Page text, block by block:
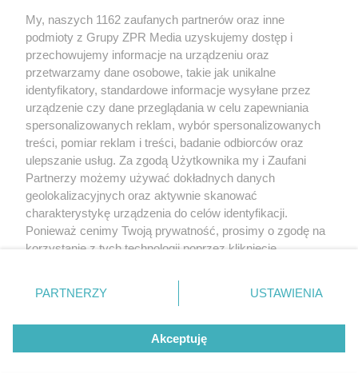
My, naszych 1162 zaufanych partnerów oraz inne
podmioty z Grupy ZPR Media uzyskujemy dostęp i
przechowujemy informacje na urządzeniu oraz
przetwarzamy dane osobowe, takie jak unikalne
identyfikatory, standardowe informacje wysyłane przez
urządzenie czy dane przeglądania w celu zapewniania
spersonalizowanych reklam, wybór spersonalizowanych
treści, pomiar reklam i treści, badanie odbiorców oraz
ulepszanie usług. Za zgodą Użytkownika my i Zaufani
Partnerzy możemy używać dokładnych danych
geolokalizacyjnych oraz aktywnie skanować
charakterystykę urządzenia do celów identyfikacji.
Ponieważ cenimy Twoją prywatność, prosimy o zgodę na
korzystanie z tych technologii poprzez kliknięcie
zmienić/wycofać klikając przycisk ustawień prywatności
znajdujący się w lewym dolnym rogu strony
rodzaje przetwarzania danych nie wymagają zgody
użytkownika, ale masz prawo sprzeciwić się takiemu
przetwarzaniu. Preferencje będą miały zastosowanie tylko
PARTNERZY USTAWIENIA
Akceptuję